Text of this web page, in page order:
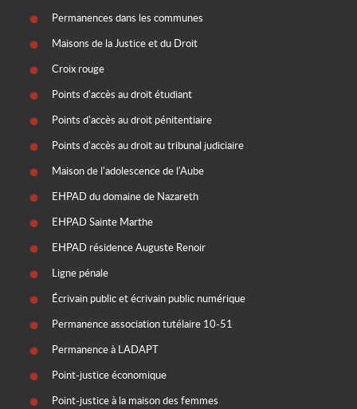
Permanences dans les communes
Maisons de la Justice et du Droit
Croix rouge
Points d'accès au droit étudiant
Points d'accès au droit pénitentiaire
Points d'accès au droit au tribunal judiciaire
Maison de l'adolescence de l'Aube
EHPAD du domaine de Nazareth
EHPAD Sainte Marthe
EHPAD résidence Auguste Renoir
Ligne pénale
Écrivain public et écrivain public numérique
Permanence association tutélaire 10-51
Permanence à LADAPT
Point-justice économique
Point-justice à la maison des femmes